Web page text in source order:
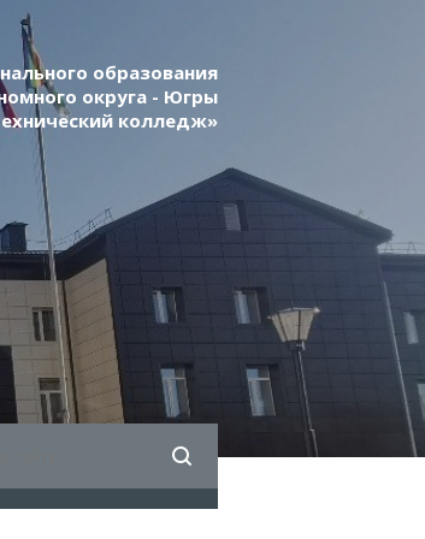
образования
округа - Югры
колледж»